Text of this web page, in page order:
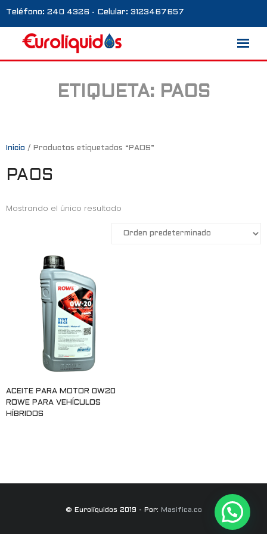
Teléfono: 240 4326 - Celular: 3123467657
Marcas
Blog
Galería
ETIQUETA: PAOS
Inicio / Productos etiquetados “PAOS”
PAOS
Mostrando el único resultado
ACEITE PARA MOTOR 0W20
ROWE PARA VEHÍCULOS
HÍBRIDOS
© Eurolíquidos 2019 - Por: Masifica.co